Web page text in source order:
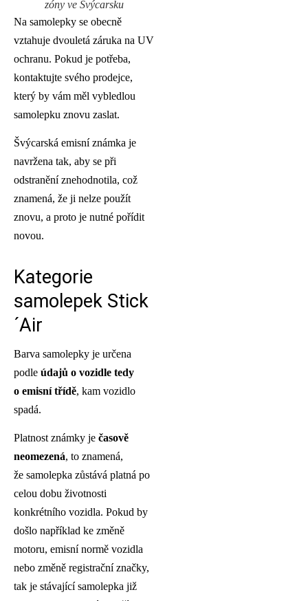
zóny ve Švýcarsku
Na samolepky se obecně
vztahuje dvouletá záruka na UV
ochranu. Pokud je potřeba,
kontaktujte svého prodejce,
který by vám měl vybledlou
samolepku znovu zaslat.
Švýcarská emisní známka je
navržena tak, aby se při
odstranění znehodnotila, což
znamená, že ji nelze použít
znovu, a proto je nutné pořídit
novou.
Kategorie
samolepek Stick
´Air
Barva samolepky je určena
podle údajů o vozidle tedy
o emisní třídě, kam vozidlo
spadá.
Platnost známky je časově
neomezená, to znamená,
že samolepka zůstává platná po
celou dobu životnosti
konkrétního vozidla. Pokud by
došlo například ke změně
motoru, emisní normě vozidla
nebo změně registrační značky,
tak je stávající samolepka již